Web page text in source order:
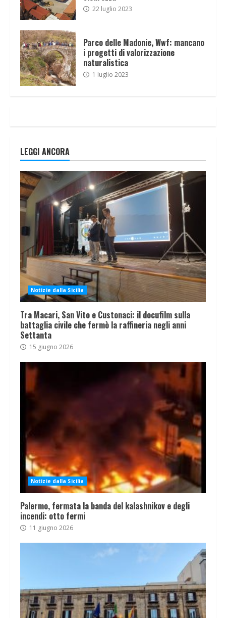
22 luglio 2023
Parco delle Madonie, Wwf: mancano
i progetti di valorizzazione
naturalistica
1 luglio 2023
LEGGI ANCORA
Notizie dalla Sicilia
Tra Macari, San Vito e Custonaci: il docufilm sulla
battaglia civile che fermò la raffineria negli anni
Settanta
15 giugno 2026
Notizie dalla Sicilia
Palermo, fermata la banda del kalashnikov e degli
incendi: otto fermi
11 giugno 2026